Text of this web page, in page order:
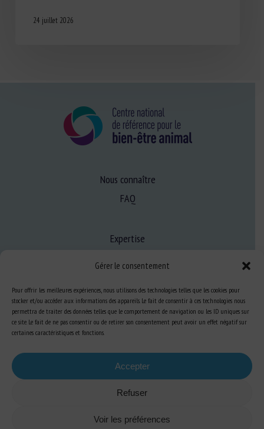
Gérer le consentement
Pour offrir les meilleures expériences, nous utilisons des technologies telles que les cookies pour
stocker et/ou accéder aux informations des appareils. Le fait de consentir à ces technologies nous
permettra de traiter des données telles que le comportement de navigation ou les ID uniques sur
ce site. Le fait de ne pas consentir ou de retirer son consentement peut avoir un effet négatif sur
certaines caractéristiques et fonctions.
Accepter
Refuser
Voir les préférences
24 juillet 2026
Nous connaître
FAQ
Expertise
Ressources
Mentions Légales-Confidentialité-Cookies